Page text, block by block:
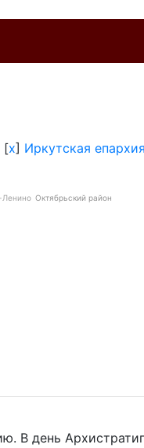
[x] Иркутская епархия
Ленино Октябрьский район
В день